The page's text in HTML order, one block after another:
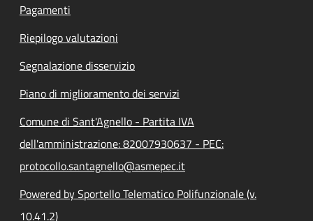
Pagamenti
Riepilogo valutazioni
Segnalazione disservizio
Piano di miglioramento dei servizi
Comune di Sant'Agnello - Partita IVA
dell'amministrazione: 82007930637 - PEC:
protocollo.santagnello@asmepec.it
Powered by Sportello Telematico Polifunzionale (v.
10.41.2)